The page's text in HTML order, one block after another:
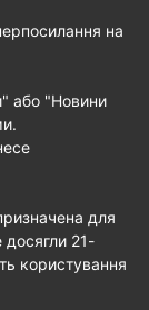
на
або "Новини
для
досягли 21-
користування